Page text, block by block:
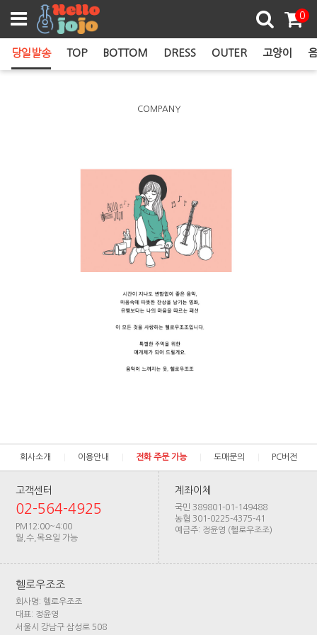
0
당일발송 TOP BOTTOM DRESS OUTER 고양이
COMPANY
회사소개 이용안내 전화 주문 가능 도매문의 PC버전
고객센터
02-564-4925
PM12:00~4:00
월,수,목요일 가능
계좌이체
국민 389801-01-149488
농협 301-0225-4375-41
예금주: 정윤영 (헬로우조조)
헬로우조조
회사명: 헬로우조조
대표: 정윤영
서울시 강남구 삼성로 508